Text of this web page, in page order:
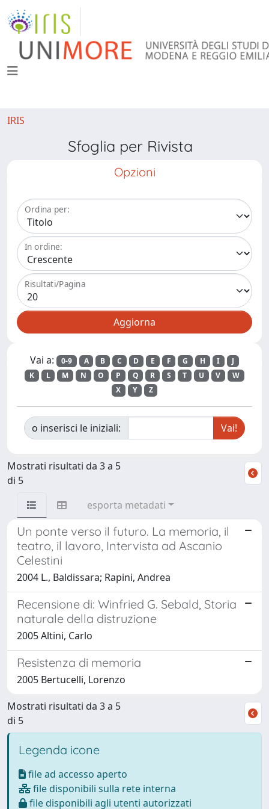
IRIS
Sfoglia per Rivista
Opzioni
Ordina per:
In ordine:
Risultati/Pagina
Vai a: 0-9 A B C D E F G H I
J
K
L M N O P Q R S T U V
W
X
Y Z
o inserisci le iniziali:
Mostrati risultati da 3 a 5
di 5
esporta metadati
Un ponte verso il futuro. La memoria, il
teatro, il lavoro, Intervista ad Ascanio
Celestini
2004 L., Baldissara; Rapini, Andrea
Recensione di: Winfried G. Sebald, Storia
naturale della distruzione
2005 Altini, Carlo
Resistenza di memoria
2005 Bertucelli, Lorenzo
Mostrati risultati da 3 a 5
di 5
Legenda icone
file ad accesso aperto
file disponibili sulla rete interna
file disponibili agli utenti autorizzati